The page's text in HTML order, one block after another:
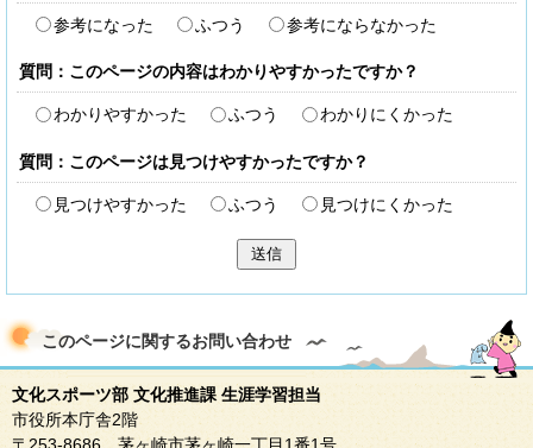
参考になった ふつう 参考にならなかった
質問：このページの内容はわかりやすかったですか？
わかりやすかった ふつう わかりにくかった
質問：このページは見つけやすかったですか？
見つけやすかった ふつう 見つけにくかった
送信
このページに関するお問い合わせ
文化スポーツ部 文化推進課 生涯学習担当
市役所本庁舎2階